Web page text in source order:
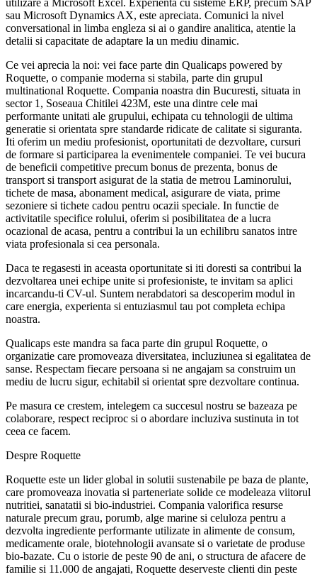
sau Microsoft Dynamics AX, este apreciata. Comunici la nivel
conversational in limba engleza si ai o gandire analitica, atentie la
detalii si capacitate de adaptare la un mediu dinamic.
Ce vei aprecia la noi: vei face parte din Qualicaps powered by
Roquette, o companie moderna si stabila, parte din grupul
multinational Roquette. Compania noastra din Bucuresti, situata in
sector 1, Soseaua Chitilei 423M, este una dintre cele mai
performante unitati ale grupului, echipata cu tehnologii de ultima
generatie si orientata spre standarde ridicate de calitate si siguranta.
Iti oferim un mediu profesionist, oportunitati de dezvoltare, cursuri
de formare si participarea la evenimentele companiei. Te vei bucura
de beneficii competitive precum bonus de prezenta, bonus de
transport si transport asigurat de la statia de metrou Laminorului,
tichete de masa, abonament medical, asigurare de viata, prime
sezoniere si tichete cadou pentru ocazii speciale. In functie de
activitatile specifice rolului, oferim si posibilitatea de a lucra
ocazional de acasa, pentru a contribui la un echilibru sanatos intre
viata profesionala si cea personala.
Daca te regasesti in aceasta oportunitate si iti doresti sa contribui la
dezvoltarea unei echipe unite si profesioniste, te invitam sa aplici
incarcandu-ti CV-ul. Suntem nerabdatori sa descoperim modul in
care energia, experienta si entuziasmul tau pot completa echipa
noastra.
Qualicaps este mandra sa faca parte din grupul Roquette, o
organizatie care promoveaza diversitatea, incluziunea si egalitatea de
sanse. Respectam fiecare persoana si ne angajam sa construim un
mediu de lucru sigur, echitabil si orientat spre dezvoltare continua.
Pe masura ce crestem, intelegem ca succesul nostru se bazeaza pe
colaborare, respect reciproc si o abordare incluziva sustinuta in tot
ceea ce facem.
Despre Roquette
Roquette este un lider global in solutii sustenabile pe baza de plante,
care promoveaza inovatia si parteneriate solide ce modeleaza viitorul
nutritiei, sanatatii si bio-industriei. Compania valorifica resurse
naturale precum grau, porumb, alge marine si celuloza pentru a
dezvolta ingrediente performante utilizate in alimente de consum,
medicamente orale, biotehnologii avansate si o varietate de produse
bio‑bazate. Cu o istorie de peste 90 de ani, o structura de afacere de
familie si 11.000 de angajati, Roquette deserveste clienti din peste